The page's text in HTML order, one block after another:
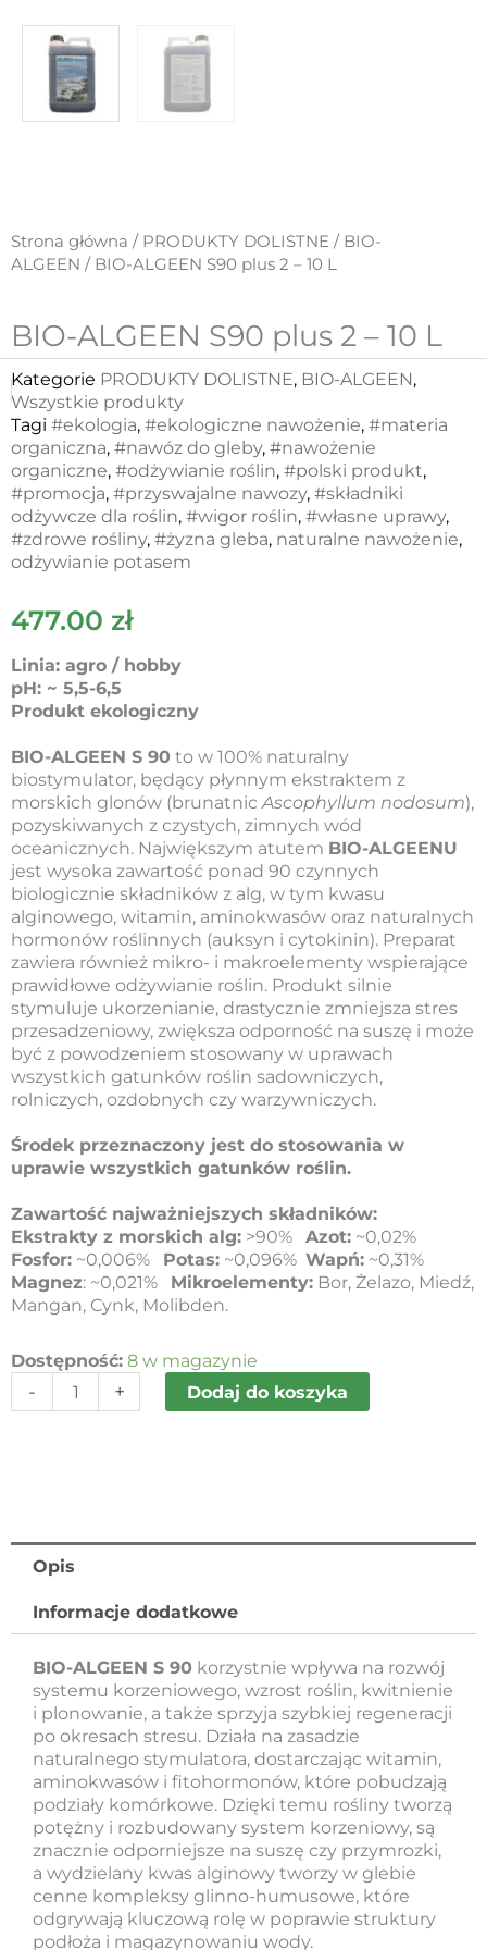
Strona główna / PRODUKTY DOLISTNE / BIO-
ALGEEN / BIO-ALGEEN S90 plus 2 – 10 L
BIO-ALGEEN S90 plus 2 – 10 L
Kategorie PRODUKTY DOLISTNE, BIO-ALGEEN,
Wszystkie produkty
Tagi #ekologia, #ekologiczne nawożenie, #materia
organiczna, #nawóz do gleby, #nawożenie
organiczne, #odżywianie roślin, #polski produkt,
#promocja, #przyswajalne nawozy, #składniki
odżywcze dla roślin, #wigor roślin, #własne uprawy,
#zdrowe rośliny, #żyzna gleba, naturalne nawożenie,
odżywianie potasem
477.00 zł
Linia: agro / hobby
pH: ~ 5,5-6,5
Produkt ekologiczny
BIO-ALGEEN S 90 to w 100% naturalny
biostymulator, będący płynnym ekstraktem z
morskich glonów (brunatnicAscophyllum nodosum),
pozyskiwanych z czystych, zimnych wód
oceanicznych. Największym atutem BIO-ALGEENU
jest wysoka zawartość ponad 90 czynnych
biologicznie składników z alg, w tym kwasu
alginowego, witamin, aminokwasów oraz naturalnych
hormonów roślinnych (auksyn i cytokinin). Preparat
zawiera również mikro- i makroelementy wspierające
prawidłowe odżywianie roślin. Produkt silnie
stymuluje ukorzenianie, drastycznie zmniejsza stres
przesadzeniowy, zwiększa odporność na suszę i może
być z powodzeniem stosowany w uprawach
wszystkich gatunków roślin sadowniczych,
rolniczych, ozdobnych czy warzywniczych.
Środek przeznaczony jest do stosowania w
uprawie wszystkich gatunków roślin.
Zawartość najważniejszych składników:
Ekstrakty z morskich alg: >90% Azot: ~0,02%
Fosfor: ~0,006% Potas: ~0,096% Wapń: ~0,31%
Magnez: ~0,021% Mikroelementy: Bor, Żelazo, Miedź,
Mangan, Cynk, Molibden.
Dostępność: 8 w magazynie
-
ilość
ALGEEN
L
+ Dodaj do koszyka
Opis
Informacje dodatkowe
BIO-ALGEEN S 90 korzystnie wpływa na rozwój
systemu korzeniowego, wzrost roślin, kwitnienie
i plonowanie, a także sprzyja szybkiej regeneracji
po okresach stresu. Działa na zasadzie
naturalnego stymulatora, dostarczając witamin,
aminokwasów i fitohormonów, które pobudzają
podziały komórkowe. Dzięki temu rośliny tworzą
potężny i rozbudowany system korzeniowy, są
znacznie odporniejsze na suszę czy przymrozki,
a wydzielany kwas alginowy tworzy w glebie
cenne kompleksy glinno-humusowe, które
odgrywają kluczową rolę w poprawie struktury
podłoża i magazynowaniu wody.